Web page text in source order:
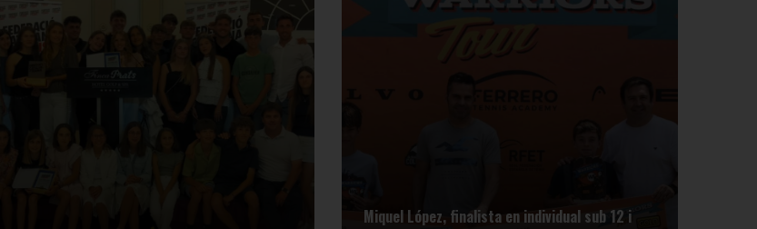
Miquel López, finalista en individual sub 12 i